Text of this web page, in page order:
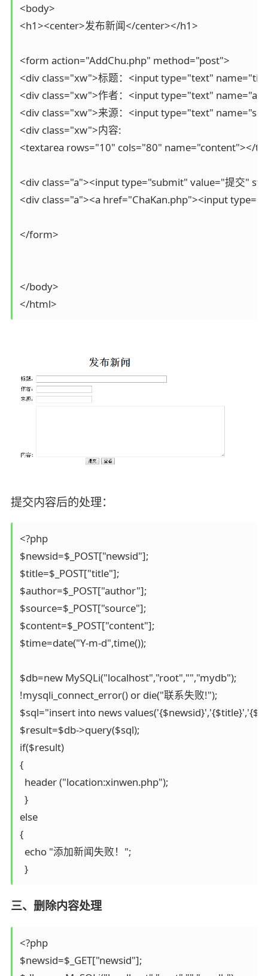
<body>
<h1><center>发布新闻</center></h1>
<form action="AddChu.php" method="post">
<div class="xw">标题：<input type="text"
<div class="xw">作者：<input type="text"
<div class="xw">来源：<input type="text"
<div class="xw">内容:
<textarea rows="10" cols="80" name="content"></
<div class="a"><input type="submit" value="提交"
<div class="a"><a href="ChaKan.php"><input
</form>
</body>
提交内容后的处理：
<?php
$newsid=$_POST["newsid"];
$title=$_POST["title"];
$author=$_POST["author"];
$source=$_POST["source"];
$content=$_POST["content"];
$time=date("Y-m-d",time());
$db=new MySQLi("localhost","root","","mydb");
!mysqli_connect_error() or die("联系失败!");
$sql="insert into news
$result=$db->query($sql);
if($result)
{
  header ("location:xinwen.php");
  }
else
{
  echo "添加新闻失败！";
  }
三、删除内容处理
<?php
$newsid=$_GET["newsid"];